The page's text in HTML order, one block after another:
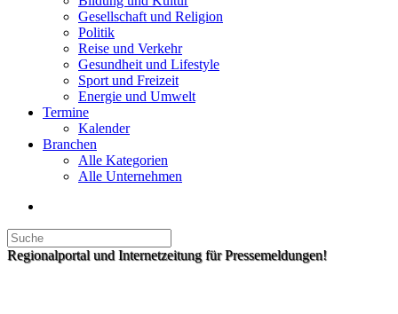
Gesellschaft und Religion
Politik
Reise und Verkehr
Gesundheit und Lifestyle
Sport und Freizeit
Energie und Umwelt
Termine
Kalender
Branchen
Alle Kategorien
Alle Unternehmen
Regionalportal und Internetzeitung für Pressemeldungen!